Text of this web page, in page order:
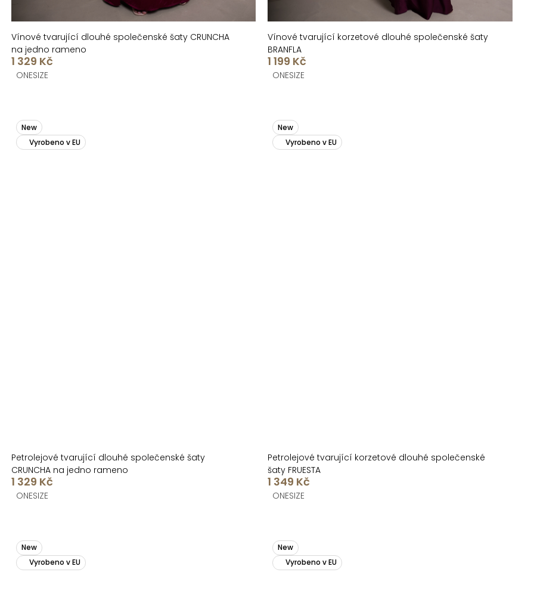
Vínové tvarující dlouhé společenské šaty CRUNCHA
na jedno rameno
1 329 Kč
ONESIZE
Vínové tvarující korzetové dlouhé společenské šaty
BRANFLA
1 199 Kč
ONESIZE
New
Vyrobeno v EU
Petrolejové tvarující dlouhé společenské šaty
CRUNCHA na jedno rameno
1 329 Kč
ONESIZE
New
Vyrobeno v EU
Petrolejové tvarující korzetové dlouhé společenské
šaty FRUESTA
1 349 Kč
ONESIZE
New
Vyrobeno v EU
New
Vyrobeno v EU